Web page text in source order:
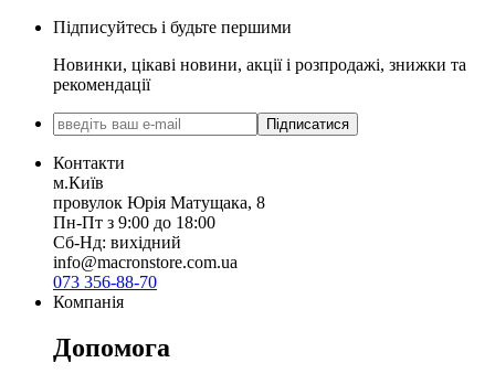
Підписуйтесь і будьте першими
Новинки, цікаві новини, акції і розпродажі, знижки та
рекомендації
Підписатися
Контакти
м.Київ
провулок Юрія Матущака, 8
Пн-Пт з 9:00 до 18:00
Сб-Нд: вихідний
info@macronstore.com.ua
073 356-88-70
Компанія
Допомога